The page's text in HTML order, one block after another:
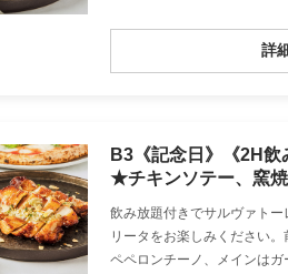
詳
B3《記念日》《2H
★チキンソテー、窯
飲み放題付きでサルヴァト
リータをお楽しみください
ペペロンチーノ、メインは